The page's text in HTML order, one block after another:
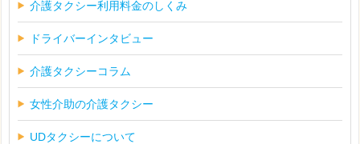
介護タクシー利用料金のしくみ
ドライバーインタビュー
介護タクシーコラム
女性介助の介護タクシー
UDタクシーについて